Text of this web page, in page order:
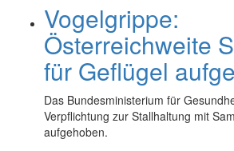
Vogelgrippe:
Österreichweite
für Geflügel
Das Bundesministerium für
Verpflichtung zur Stallhaltung mit
aufgehoben.